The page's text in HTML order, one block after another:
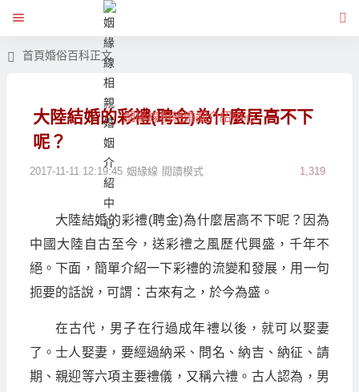
姻緣線相親婚姻介紹中心
首頁婚俗百科正文
大陸結婚的彩禮(聘金)為什麼居高不下
呢？
2017-11-11 12:19:45 姻緣線 1,319
閱讀模式
大陸結婚的彩禮(聘金)為什麼居高不下呢？因為
中國大陸自古至今，送彩禮之風歷代興盛，千年不
絕。下面，簡單介紹一下彩禮的流變和發展，用一句
扼要的話說，可謂：古來有之，於今為盛。
在古代，男子在行過成年禮以後，就可以娶妻
了。士人娶妻，要經過納采、問名、納吉、納征、請
期、親迎等六項主要禮儀，又稱六禮。古人認為，男